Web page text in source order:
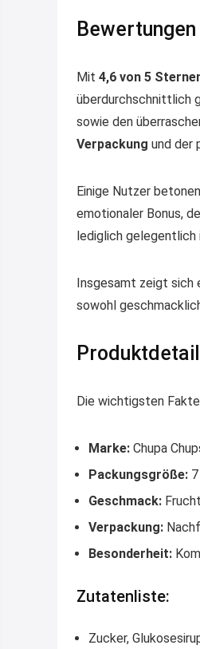
Mit 4,6 von 5
überdurchschnittlich
sowie den
Verpackung und der
Einige Nutzer
emotionaler Bonus,
lediglich gelegentlich
Insgesamt zeigt sich
sowohl
Die wichtigsten
Marke: Chupa
Packungsgröße:
Geschmack:
Verpackung:
Besonderheit:
Zutatenliste:
Zucker,